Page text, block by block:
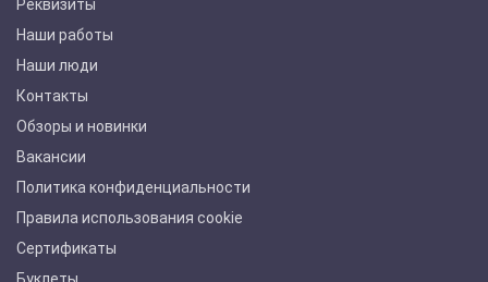
Реквизиты
Наши работы
Наши люди
Контакты
Обзоры и новинки
Вакансии
Политика конфиденциальности
Правила использования cookie
Сертификаты